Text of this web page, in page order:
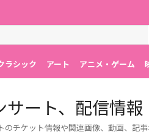
ラシック アート アニメ・ゲーム
ート、配信情報
チケット情報や関連画像、動画、記